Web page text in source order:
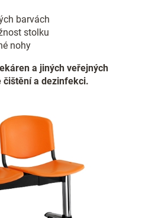
barvách
stolku
nohy
a jiných veřejných
čištění a dezinfekci.